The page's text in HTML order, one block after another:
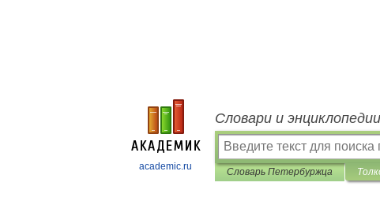
academic.ru
Словари и
Словарь Петербуржца